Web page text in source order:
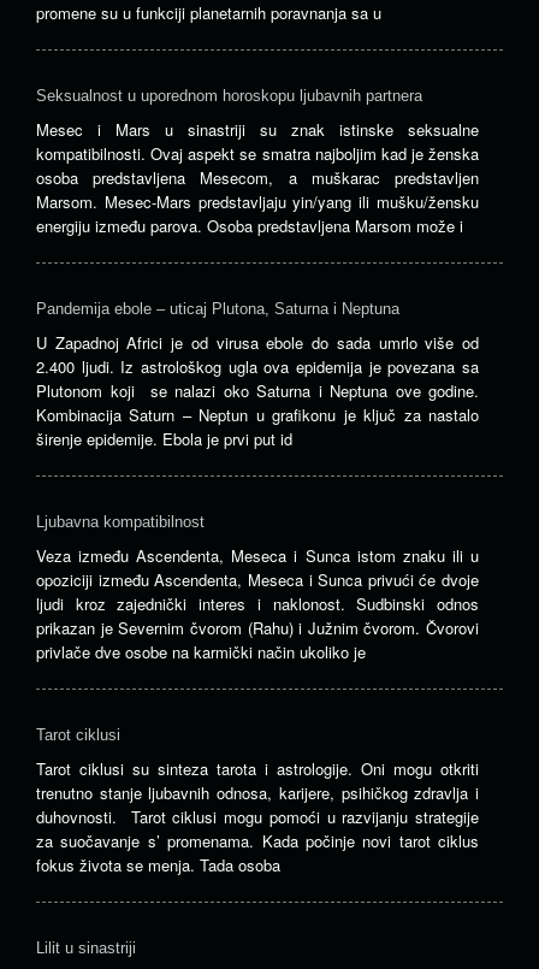
promene su u funkciji planetarnih poravnanja sa u
Seksualnost u uporednom horoskopu ljubavnih partnera
Mesec i Mars u sinastriji su znak istinske seksualne
kompatibilnosti. Ovaj aspekt se smatra najboljim kad je ženska
osoba predstavljena Mesecom, a muškarac predstavljen
Marsom. Mesec-Mars predstavljaju yin/yang ili mušku/žensku
energiju između parova. Osoba predstavljena Marsom može i
Pandemija ebole – uticaj Plutona, Saturna i Neptuna
U Zapadnoj Africi je od virusa ebole do sada umrlo više od
2.400 ljudi. Iz astrološkog ugla ova epidemija je povezana sa
Plutonom koji se nalazi oko Saturna i Neptuna ove godine.
Kombinacija Saturn – Neptun u grafikonu je ključ za nastalo
širenje epidemije. Ebola je prvi put id
Ljubavna kompatibilnost
Veza između Ascendenta, Meseca i Sunca istom znaku ili u
opoziciji između Ascendenta, Meseca i Sunca privući će dvoje
ljudi kroz zajednički interes i naklonost. Sudbinski odnos
prikazan je Severnim čvorom (Rahu) i Južnim čvorom. Čvorovi
privlače dve osobe na karmički način ukoliko je
Tarot ciklusi
Tarot ciklusi su sinteza tarota i astrologije. Oni mogu otkriti
trenutno stanje ljubavnih odnosa, karijere, psihičkog zdravlja i
duhovnosti. Tarot ciklusi mogu pomoći u razvijanju strategije
za suočavanje s’ promenama. Kada počinje novi tarot ciklus
fokus života se menja. Tada osoba
Lilit u sinastriji